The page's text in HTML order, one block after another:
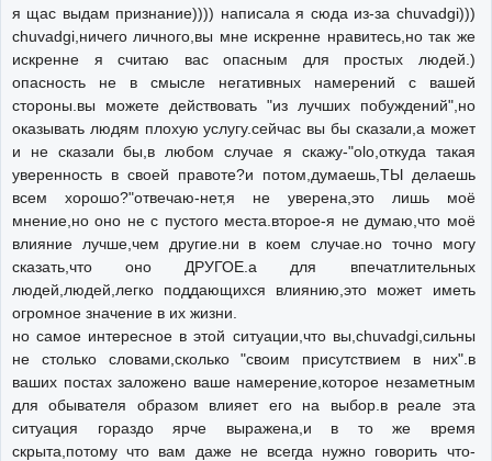
я щас выдам признание)))) написала я сюда из-за chuvadgi)))
chuvadgi,ничего личного,вы мне искренне нравитесь,но так же
искренне я считаю вас опасным для простых людей.)
опасность не в смысле негативных намерений с вашей
стороны.вы можете действовать "из лучших побуждений",но
оказывать людям плохую услугу.сейчас вы бы сказали,а может
и не сказали бы,в любом случае я скажу-"olo,откуда такая
уверенность в своей правоте?и потом,думаешь,ТЫ делаешь
всем хорошо?"отвечаю-нет,я не уверена,это лишь моё
мнение,но оно не с пустого места.второе-я не думаю,что моё
влияние лучше,чем другие.ни в коем случае.но точно могу
сказать,что оно ДРУГОЕ.а для впечатлительных
людей,людей,легко поддающихся влиянию,это может иметь
огромное значение в их жизни.
но самое интересное в этой ситуации,что вы,chuvadgi,сильны
не столько словами,сколько "своим присутствием в них".в
ваших постах заложено ваше намерение,которое незаметным
для обывателя образом влияет его на выбор.в реале эта
ситуация гораздо ярче выражена,и в то же время
скрыта,потому что вам даже не всегда нужно говорить что-